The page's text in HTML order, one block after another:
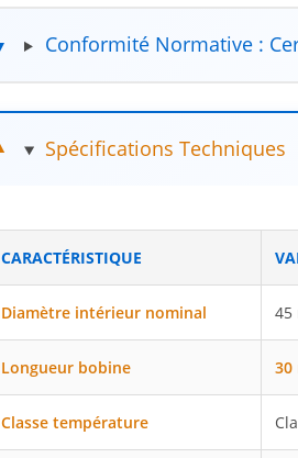
Conformité Normative :
Spécifications Techniques
CARACTÉRISTIQUE
Diamètre intérieur nominal 45
Longueur bobine 30
Classe température